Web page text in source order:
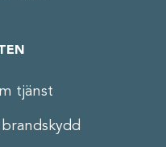
tjänst